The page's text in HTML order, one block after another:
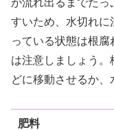
すいため、水切れに
っている状態は根
は注意しましょう
どに移動させるか、
肥料